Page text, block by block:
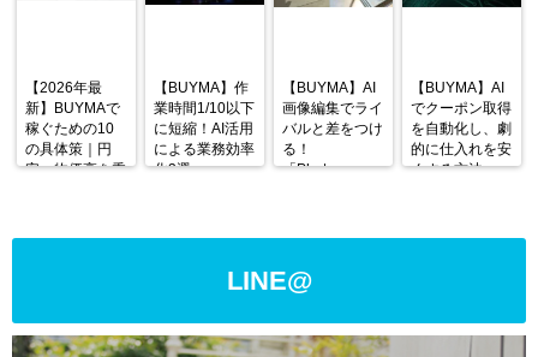
【2026年最
新】BUYMAで
稼ぐための10
の具体策｜円
安・物価高を乗
【BUYMA】作
業時間1/10以下
に短縮！AI活用
による業務効率
化3選
【BUYMA】AI
画像編集でライ
バルと差をつけ
る！
「Photoroom」
【BUYMA】AI
でクーポン取得
を自動化し、劇
的に仕入れを安
くする方法
LINE@